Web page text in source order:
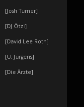
[Josh Turner]
[DJ Ötzi]
[David Lee Roth]
[U. Jürgens]
[Die Ärzte]